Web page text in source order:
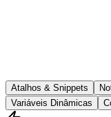
Atalhos & Snippets
Variáveis Dinâmicas